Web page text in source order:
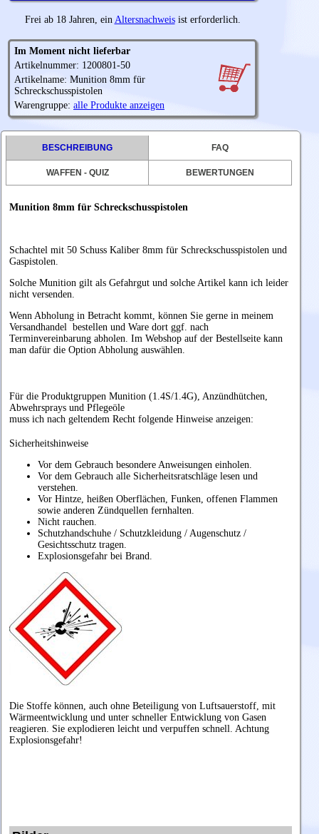
Frei ab 18 Jahren, ein Altersnachweisist erforderlich.
Im Moment nicht lieferbar
Artikelnummer: 1200801-50
Artikelname: Munition 8mm für
Schreckschusspistolen
Warengruppe: alle Produkte anzeigen
BESCHREIBUNG FAQ
WAFFEN - QUIZ BEWERTUNGEN
Munition 8mm für Schreckschusspistolen
Schachtel mit 50 Schuss Kaliber 8mm für Schreckschusspistolen und
Gaspistolen.
Solche Munition gilt als Gefahrgut und solche Artikel kann ich leider
nicht versenden.
Wenn Abholung in Betracht kommt, können Sie gerne in meinem
Versandhandel bestellen und Ware dort ggf. nach
Terminvereinbarung abholen. Im Webshop auf der Bestellseite kann
man dafür die Option Abholung auswählen.
Für die Produktgruppen Munition (1.4S/1.4G), Anzündhütchen,
Abwehrsprays und Pflegeöle
muss ich nach geltendem Recht folgende Hinweise anzeigen:
Sicherheitshinweise
Vor dem Gebrauch besondere Anweisungen einholen.
Vor dem Gebrauch alle Sicherheitsratschläge lesen und
verstehen.
Vor Hintze, heißen Oberflächen, Funken, offenen Flammen
sowie anderen Zündquellen fernhalten.
Nicht rauchen.
Schutzhandschuhe / Schutzkleidung / Augenschutz /
Gesichtsschutz tragen.
Explosionsgefahr bei Brand.
Die Stoffe können, auch ohne Beteiligung von Luftsauerstoff, mit
Wärmeentwicklung und unter schneller Entwicklung von Gasen
reagieren. Sie explodieren leicht und verpuffen schnell. Achtung
Explosionsgefahr!